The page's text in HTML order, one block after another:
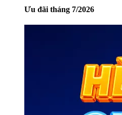
Ưu đãi tháng 7/2026